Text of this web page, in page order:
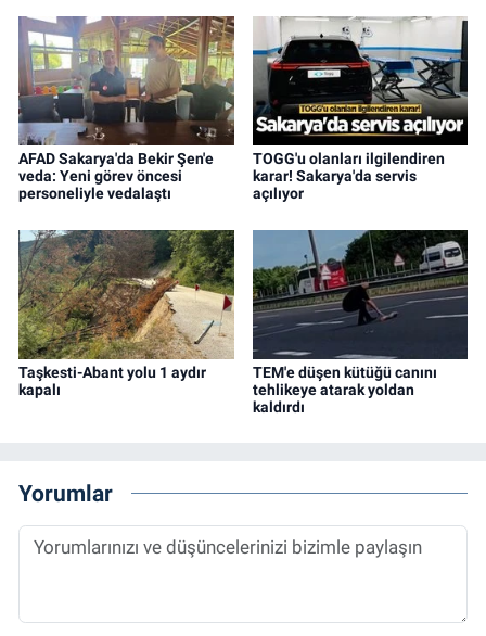
AFAD Sakarya'da Bekir Şen'e
veda: Yeni görev öncesi
personeliyle vedalaştı
TOGG'u olanları ilgilendiren
karar! Sakarya'da servis
açılıyor
Taşkesti-Abant yolu 1 aydır
kapalı
TEM'e düşen kütüğü canını
tehlikeye atarak yoldan
kaldırdı
Yorumlar